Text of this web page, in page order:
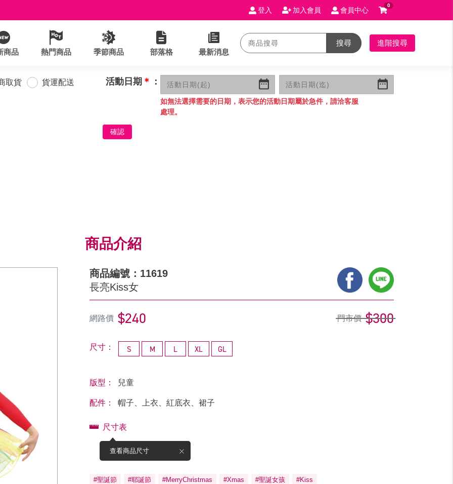
登入 加入會員 會員中心
0
商品 熱門商品 季節商品 部落格 最新消息
搜尋 進階搜尋
取貨 貨運配送 活動日期 ＊ ：
如無法選擇需要的日期，表示您的活動日期屬於急件，請洽客服
處理。
確認
商品介紹
商品編號：11619
長亮Kiss女
網路價 $240 門市價 $300
尺寸： S M L XL GL
版型： 兒童
配件： 帽子、上衣、紅底衣、裙子
尺寸表
查看商品尺寸
#聖誕節 #耶誕節 #MerryChristmas #Xmas #聖誕女孩 #Kiss